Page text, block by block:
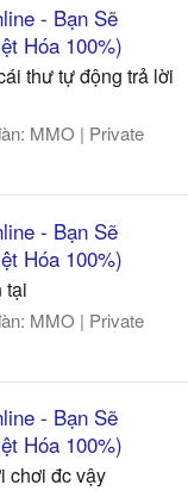
- Bạn Sẽ
Hóa 100%)
thư tự động trả lời
MMO | Private
- Bạn Sẽ
Hóa 100%)
tại
MMO | Private
- Bạn Sẽ
Hóa 100%)
chơi đc vậy